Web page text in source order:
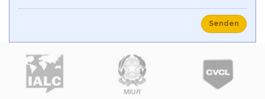
Senden